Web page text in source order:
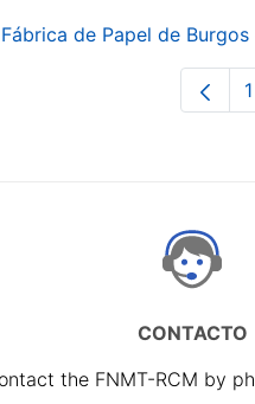
de Papel de Burgos
1
CONTACTO
the FNMT-RCM by